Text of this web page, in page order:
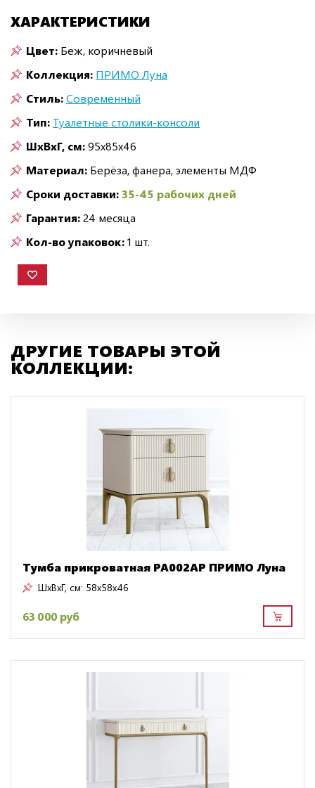
ХАРАКТЕРИСТИКИ
Цвет: Беж, коричневый
Коллекция: ПРИМО Луна
Стиль:Современный
Тип: Туалетные столики-консоли
ШxВxГ, см:95x85x46
Материал: Берёза, фанера, элементы МДФ
Сроки доставки:35-45 рабочих дней
Гарантия:24 месяца
Кол-во упаковок:1 шт.
ДРУГИЕ ТОВАРЫ ЭТОЙ
КОЛЛЕКЦИИ:
Тумба прикроватная PA002AP ПРИМО Луна
ШxВxГ, см: 58x58x46
63 000 руб